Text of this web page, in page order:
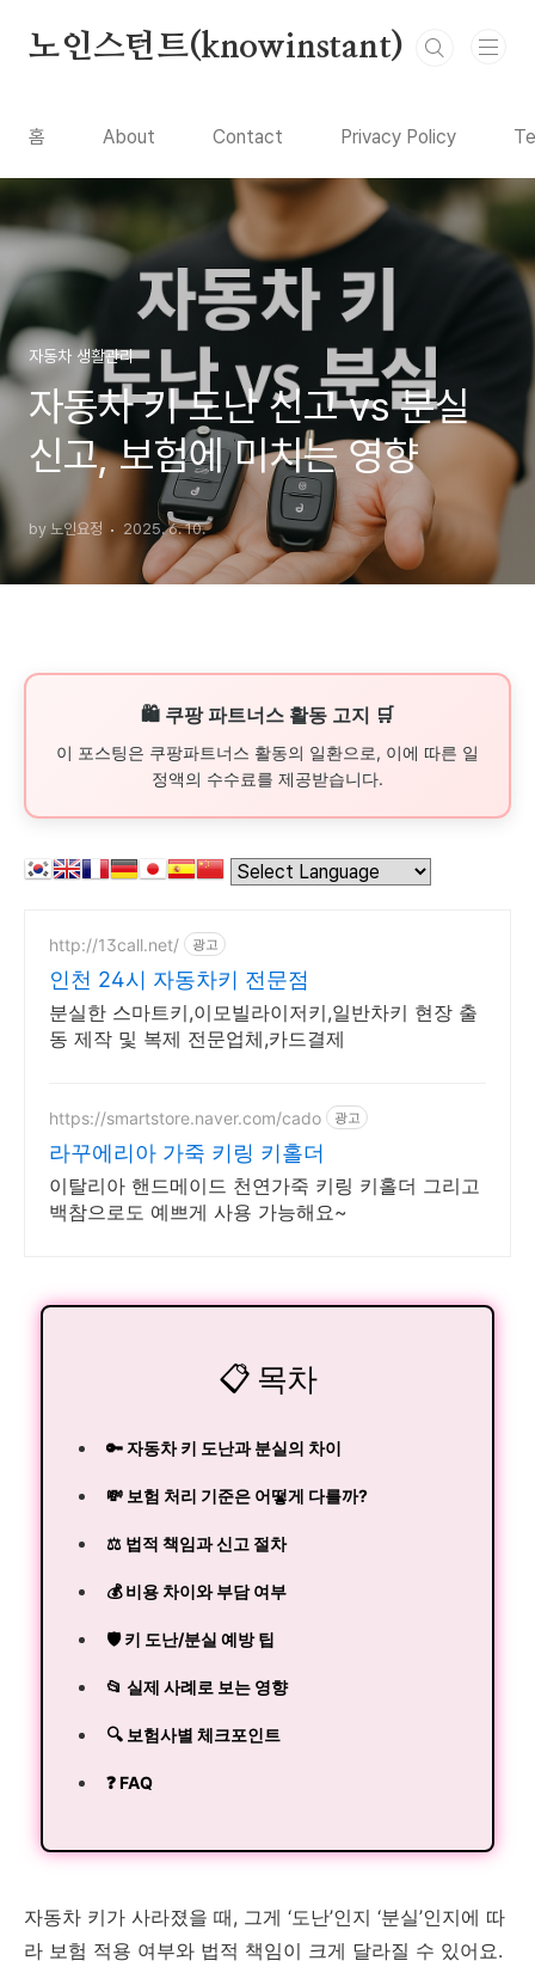
노인스턴트(knowinstant)
홈 About Contact Privacy Policy
자동차 생활관리
자동차 키 도난 신고 vs 분실
신고, 보험에 미치는 영향
by 노인요정 2025. 6. 10.
🛍️ 쿠팡 파트너스 활동 고지 🛒
이 포스팅은 쿠팡파트너스 활동의 일환으로, 이에 따른 일
정액의 수수료를 제공받습니다.
http://13call.net/ 광고
인천 24시 자동차키 전문점
분실한 스마트키,이모빌라이저키,일반차키 현장 출
동 제작 및 복제 전문업체,카드결제
https://smartstore.naver.com/cado 광고
라꾸에리아 가죽 키링 키홀더
이탈리아 핸드메이드 천연가죽 키링 키홀더 그리고
백참으로도 예쁘게 사용 가능해요~
📋 목차
🔑 자동차 키 도난과 분실의 차이
💸 보험 처리 기준은 어떻게 다를까?
⚖️ 법적 책임과 신고 절차
💰 비용 차이와 부담 여부
🛡 키 도난/분실 예방 팁
📂 실제 사례로 보는 영향
🔍 보험사별 체크포인트
❓ FAQ
자동차 키가 사라졌을 때, 그게 ‘도난’인지 ‘분실’인지에 따
라 보험 적용 여부와 법적 책임이 크게 달라질 수 있어요.